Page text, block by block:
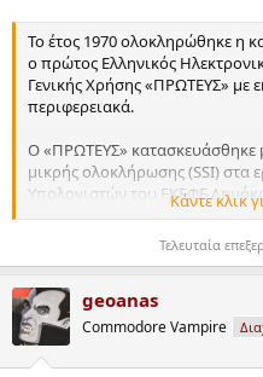
Το έτος 1970 ολοκληρώθηκε η
ο πρώτος Ελληνικός
Γενικής Χρήσης «ΠΡΩΤΕΥΣ» με
περιφερειακά.
Ο «ΠΡΩΤΕΥΣ»
μικρής ολοκλήρωσης (SSI) στα
Υπολογιστών του ΕΚΕΦΕ
Η κεντρική μονάδα
χρήση μικροπρογραμματισμού.
Η σχεδίασή του έγινε με τη
γραμμένο σε FORTRAN που
κατασκευής του.
Κάντε κλικ
Τελευταία
geoanas
Commodore Vampire